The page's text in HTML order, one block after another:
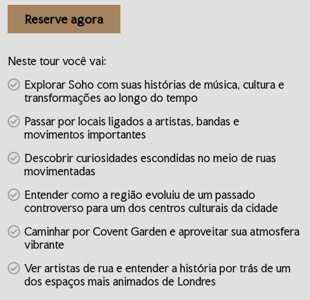
Reserve agora
Neste tour você vai:
Explorar Soho com suas histórias de música, cultura e
transformações ao longo do tempo
Passar por locais ligados a artistas, bandas e
movimentos importantes
Descobrir curiosidades escondidas no meio de ruas
movimentadas
Entender como a região evoluiu de um passado
controverso para um dos centros culturais da cidade
Caminhar por Covent Garden e aproveitar sua atmosfera
vibrante
Ver artistas de rua e entender a história por trás de um
dos espaços mais animados de Londres